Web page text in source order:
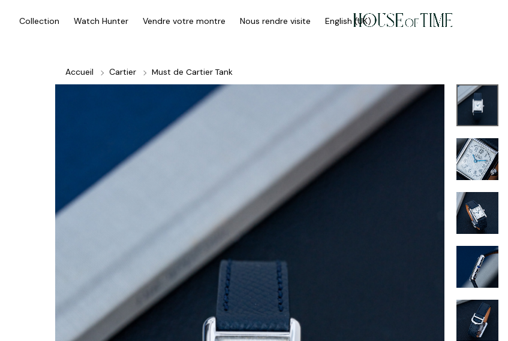
Collection Watch Hunter Vendre votre montre Nous rendre visite English (UK)
Accueil Cartier Must de Cartier Tank